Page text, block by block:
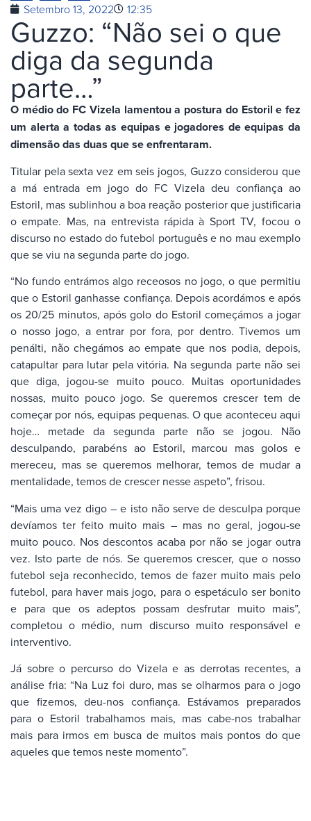
Setembro 13, 2022 12:35
Guzzo: “Não sei o que
diga da segunda
parte…”
O médio do FC Vizela lamentou a postura do Estoril e fez
um alerta a todas as equipas e jogadores de equipas da
dimensão das duas que se enfrentaram.
Titular pela sexta vez em seis jogos, Guzzo considerou que
a má entrada em jogo do FC Vizela deu confiança ao
Estoril, mas sublinhou a boa reação posterior que justificaria
o empate. Mas, na entrevista rápida à Sport TV, focou o
discurso no estado do futebol português e no mau exemplo
que se viu na segunda parte do jogo.
“No fundo entrámos algo receosos no jogo, o que permitiu
que o Estoril ganhasse confiança. Depois acordámos e após
os 20/25 minutos, após golo do Estoril começámos a jogar
o nosso jogo, a entrar por fora, por dentro. Tivemos um
penálti, não chegámos ao empate que nos podia, depois,
catapultar para lutar pela vitória. Na segunda parte não sei
que diga, jogou-se muito pouco. Muitas oportunidades
nossas, muito pouco jogo. Se queremos crescer tem de
começar por nós, equipas pequenas. O que aconteceu aqui
hoje… metade da segunda parte não se jogou. Não
desculpando, parabéns ao Estoril, marcou mas golos e
mereceu, mas se queremos melhorar, temos de mudar a
mentalidade, temos de crescer nesse aspeto”, frisou.
“Mais uma vez digo – e isto não serve de desculpa porque
devíamos ter feito muito mais – mas no geral, jogou-se
muito pouco. Nos descontos acaba por não se jogar outra
vez. Isto parte de nós. Se queremos crescer, que o nosso
futebol seja reconhecido, temos de fazer muito mais pelo
futebol, para haver mais jogo, para o espetáculo ser bonito
e para que os adeptos possam desfrutar muito mais”,
completou o médio, num discurso muito responsável e
interventivo.
Já sobre o percurso do Vizela e as derrotas recentes, a
análise fria: “Na Luz foi duro, mas se olharmos para o jogo
que fizemos, deu-nos confiança. Estávamos preparados
para o Estoril trabalhamos mais, mas cabe-nos trabalhar
mais para irmos em busca de muitos mais pontos do que
aqueles que temos neste momento”.